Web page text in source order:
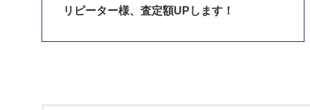
リピーター様、査定額UPします！